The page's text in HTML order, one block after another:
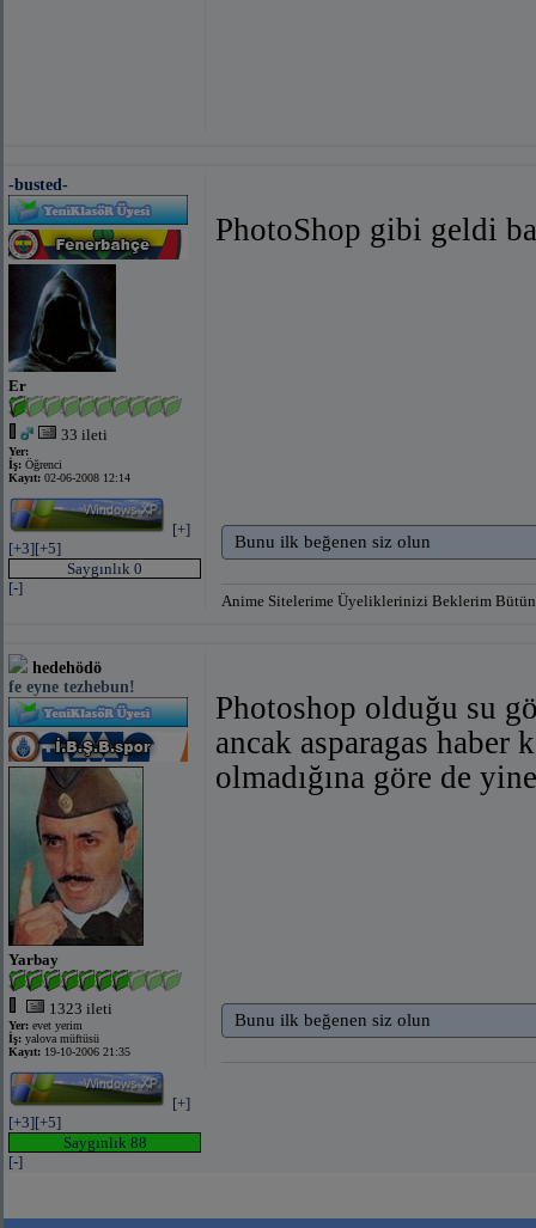
-busted-
Er
33 ileti
Yer:
İş: Öğrenci
Kayıt: 02-06-2008 12:14
[+]
[+3][+5]
Saygınlık 0
[-]
PhotoShop gibi geldi
Bunu ilk beğenen siz olun
Anime Sitelerime Üyeliklerinizi Beklerim Bütün
hedehödö
fe eyne tezhebun!
Yarbay
1323 ileti
Yer: evet yerim
İş: yalova müftüsü
Kayıt: 19-10-2006 21:35
[+]
[+3][+5]
Saygınlık 88
[-]
Photoshop olduğu su
ancak asparagas
olmadığına göre de
Bunu ilk beğenen siz olun